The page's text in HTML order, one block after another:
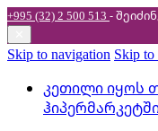
+995 (32) 2 500 513 -
Skip to navigation Skip to
კეთილი იყოს